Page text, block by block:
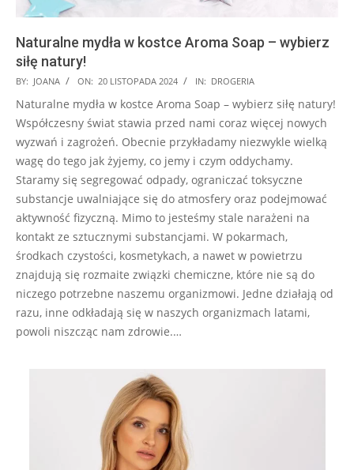
Naturalne mydła w kostce Aroma Soap – wybierz
siłę natury!
2024-
11-
20
BY: JOANA ON: 20 LISTOPADA 2024 IN: DROGERIA
Naturalne mydła w kostce Aroma Soap – wybierz siłę natury!
Współczesny świat stawia przed nami coraz więcej nowych
wyzwań i zagrożeń. Obecnie przykładamy niezwykle wielką
wagę do tego jak żyjemy, co jemy i czym oddychamy.
Staramy się segregować odpady, ograniczać toksyczne
substancje uwalniające się do atmosfery oraz podejmować
aktywność fizyczną. Mimo to jesteśmy stale narażeni na
kontakt ze sztucznymi substancjami. W pokarmach,
środkach czystości, kosmetykach, a nawet w powietrzu
znajdują się rozmaite związki chemiczne, które nie są do
niczego potrzebne naszemu organizmowi. Jedne działają od
razu, inne odkładają się w naszych organizmach latami,
powoli niszcząc nam zdrowie.…